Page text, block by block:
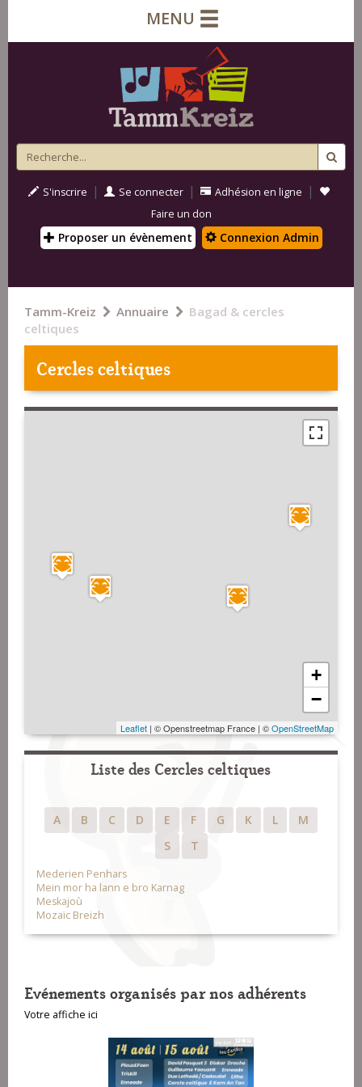
MENU
S'inscrire | Se connecter | Adhésion en ligne |
Faire un don
Proposer un évènement Connexion Admin
Tamm-Kreiz Annuaire
Bagad & cercles
celtiques
Cercles celtiques
+
−
Leaflet | © Openstreetmap France | ©OpenStreetMap
Liste des Cercles celtiques
A B C D E F G K L
M
S
T
Mederien Penhars
Mein mor ha lann e bro Karnag
Meskajoù
Mozaïc Breizh
Evénements organisés par nos adhérents
Votre affiche ici